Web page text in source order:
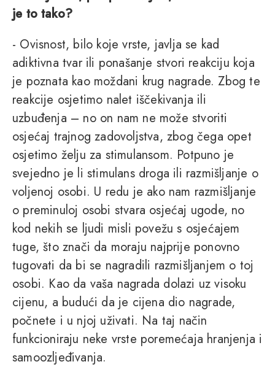
je to tako?
- Ovisnost, bilo koje vrste, javlja se kad
adiktivna tvar ili ponašanje stvori reakciju koja
je poznata kao moždani krug nagrade. Zbog te
reakcije osjetimo nalet iščekivanja ili
uzbuđenja – no on nam ne može stvoriti
osjećaj trajnog zadovoljstva, zbog čega opet
osjetimo želju za stimulansom. Potpuno je
svejedno je li stimulans droga ili razmišljanje o
voljenoj osobi. U redu je ako nam razmišljanje
o preminuloj osobi stvara osjećaj ugode, no
kod nekih se ljudi misli povežu s osjećajem
tuge, što znači da moraju najprije ponovno
tugovati da bi se nagradili razmišljanjem o toj
osobi. Kao da vaša nagrada dolazi uz visoku
cijenu, a budući da je cijena dio nagrade,
počnete i u njoj uživati. Na taj način
funkcioniraju neke vrste poremećaja hranjenja i
samoozljeđivanja.